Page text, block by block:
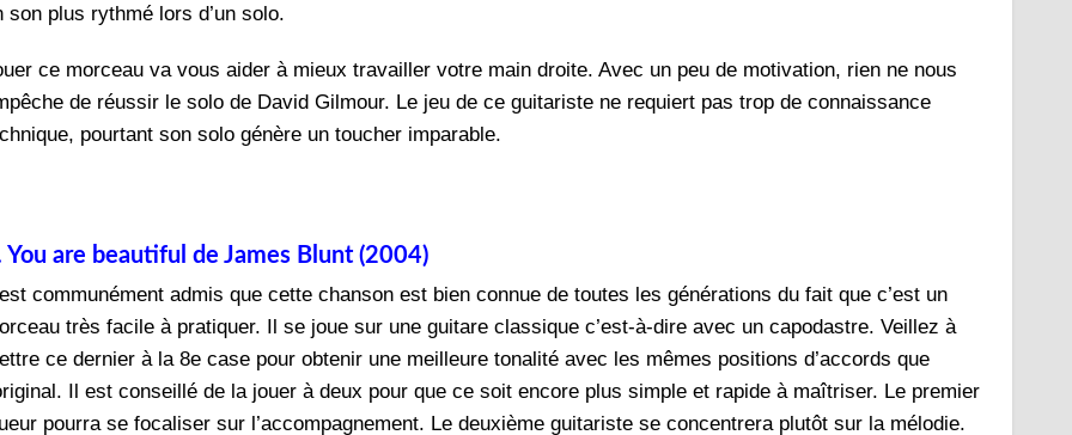
son plus rythmé lors d’un solo.
ce morceau va vous aider à mieux travailler votre main droite. Avec un peu de motivation, rien ne nous
de réussir le solo de David Gilmour. Le jeu de ce guitariste ne requiert pas trop de connaissance
pourtant son solo génère un toucher imparable.
You are beautiful de James Blunt (2004)
communément admis que cette chanson est bien connue de toutes les générations du fait que c’est un
très facile à pratiquer. Il se joue sur une guitare classique c’est-à-dire avec un capodastre. Veillez à
ce dernier à la 8e case pour obtenir une meilleure tonalité avec les mêmes positions d’accords que
Il est conseillé de la jouer à deux pour que ce soit encore plus simple et rapide à maîtriser. Le premier
pourra se focaliser sur l’accompagnement. Le deuxième guitariste se concentrera plutôt sur la mélodie.